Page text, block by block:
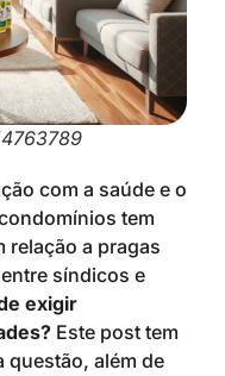
com a saúde e o
tem
relação a pragas
síndicos e
exigir
Este post tem
questão, além de